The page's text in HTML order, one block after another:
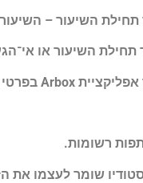
Arbox